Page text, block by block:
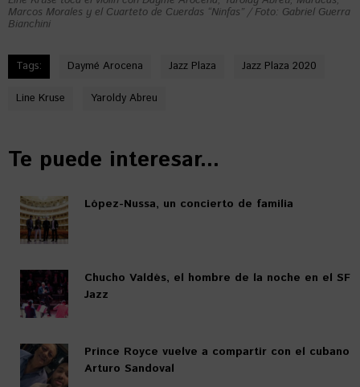
Marcos Morales y el Cuarteto de Cuerdas “Ninfas” / Foto: Gabriel Guerra
Bianchini
Tags: Daymé Arocena Jazz Plaza Jazz Plaza 2020
Line Kruse Yaroldy Abreu
Te puede interesar...
López-Nussa, un concierto de familia
Chucho Valdés, el hombre de la noche en el SF
Jazz
Prince Royce vuelve a compartir con el cubano
Arturo Sandoval